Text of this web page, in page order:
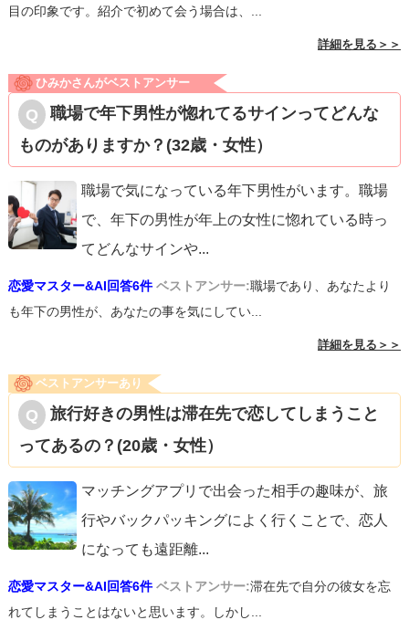
目の印象です。紹介で初めて会う場合は、...
詳細を見る＞＞
ひみかさんがベストアンサー
職場で年下男性が惚れてるサインってどんな
ものがありますか？(32歳・女性）
職場で気になっている年下男性がいます。職場
で、年下の男性が年上の女性に惚れている時っ
てどんなサインや...
恋愛マスター&AI回答6件 ベストアンサー:職場であり、あなたより
も年下の男性が、あなたの事を気にしてい...
詳細を見る＞＞
ベストアンサーあり
旅行好きの男性は滞在先で恋してしまうこと
ってあるの？(20歳・女性）
マッチングアプリで出会った相手の趣味が、旅
行やバックパッキングによく行くことで、恋人
になっても遠距離...
恋愛マスター&AI回答6件 ベストアンサー:滞在先で自分の彼女を忘
れてしまうことはないと思います。しかし...